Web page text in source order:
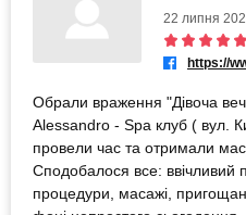
22 липня
Обрали враження "Дівоча
Alessandro - Spa клуб ( вул.
провели час та отримали
Сподобалося все: ввічливий
процедури, масажі,